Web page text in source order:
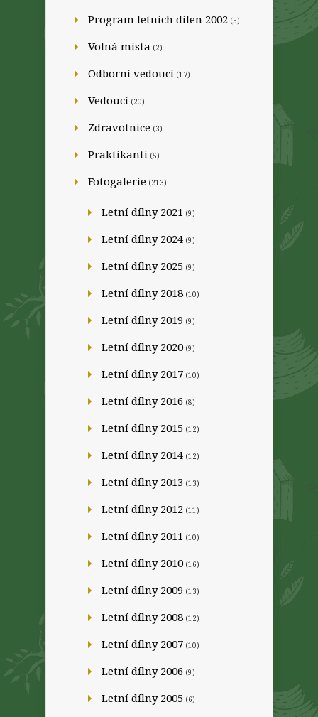
Program letních dílen 2002 (5)
Volná místa (2)
Odborní vedoucí (17)
Vedoucí (20)
Zdravotnice (3)
Praktikanti (5)
Fotogalerie (213)
Letní dílny 2021 (9)
Letní dílny 2024 (9)
Letní dílny 2025 (9)
Letní dílny 2018 (10)
Letní dílny 2019 (9)
Letní dílny 2020 (9)
Letní dílny 2017 (10)
Letní dílny 2016 (8)
Letní dílny 2015 (12)
Letní dílny 2014 (12)
Letní dílny 2013 (13)
Letní dílny 2012 (11)
Letní dílny 2011 (10)
Letní dílny 2010 (16)
Letní dílny 2009 (13)
Letní dílny 2008 (12)
Letní dílny 2007 (10)
Letní dílny 2006 (9)
Letní dílny 2005 (6)